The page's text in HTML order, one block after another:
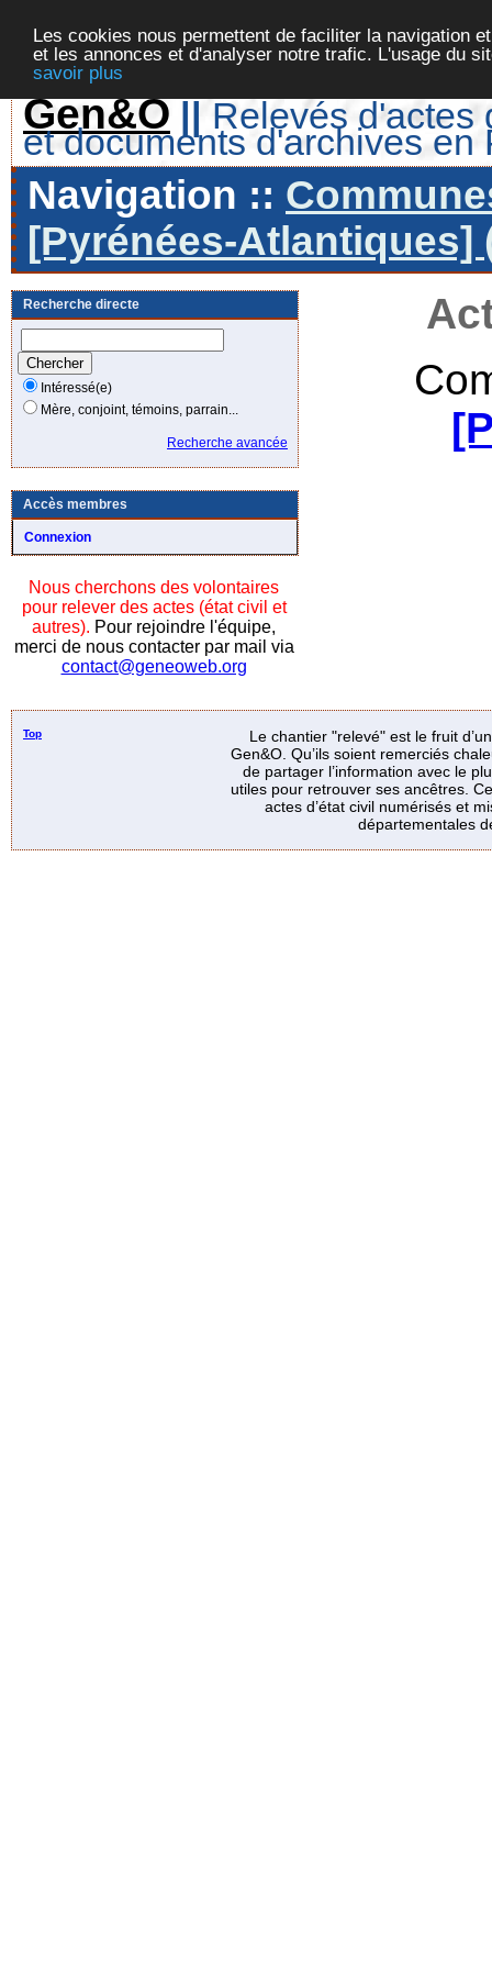
Les cookies nous permettent de faciliter la navigation
et les annonces et d'analyser notre trafic. L'usage du
savoir plus
Gen&O || Relevés d'actes
et documents d'archives en
Navigation ::
[Pyrénées-Atlantiques]
Recherche directe
Intéressé(e)
Mère, conjoint, témoins, parrain...
Recherche avancée
Accès membres
Connexion
Nous cherchons des volontaires
pour relever des actes (état civil et
autres). Pour rejoindre l'équipe,
merci de nous contacter par mail via
contact@geneoweb.org
Top
Le chantier "relevé" est le fruit
Gen&O. Qu’ils soient remerciés
de partager l’information avec le
utiles pour retrouver ses ancêtres.
actes d’état civil numérisés et
départementales